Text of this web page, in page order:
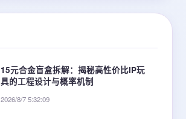
15元合金盲盒拆解：揭秘高性价比IP玩
具的工程设计与概率机制
2026/8/7 5:32:09